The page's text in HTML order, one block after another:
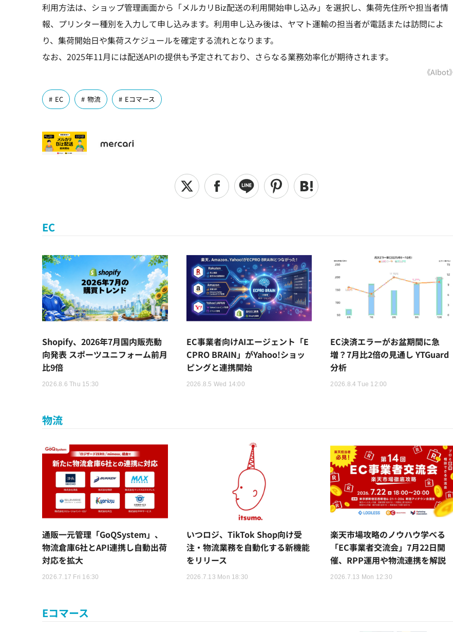
利用方法は、ショップ管理画面から「メルカリBiz配送の利用開始申し込み」を選択し、集荷先住所や担当者情
報、プリンター種別を入力して申し込みます。利用申し込み後は、ヤマト運輸の担当者が電話または訪問によ
り、集荷開始日や集荷スケジュールを確定する流れとなります。
なお、2025年11月には配送APIの提供も予定されており、さらなる業務効率化が期待されます。
《AIbot》
EC 物流 Eコマース
EC
Shopify、2026年7月国内販売動
向発表 スポーツユニフォーム前月
比9倍
2026.8.6 Thu 15:30
EC事業者向けAIエージェント「E
CPRO BRAIN」がYahoo!ショッ
ピングと連携開始
2026.8.5 Wed 14:00
EC決済エラーがお盆期間に急
増？7月比2倍の見通し YTGuard
分析
2026.8.4 Tue 12:00
物流
通販一元管理「GoQSystem」、
物流倉庫6社とAPI連携し自動出荷
対応を拡大
2026.7.17 Fri 16:30
いつロジ、TikTok Shop向け受
注・物流業務を自動化する新機能
をリリース
2026.7.13 Mon 18:30
楽天市場攻略のノウハウ学べる
「EC事業者交流会」7月22日開
催、RPP運用や物流連携を解説
2026.7.13 Mon 12:30
Eコマース